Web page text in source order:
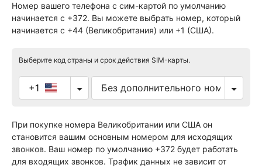
Номер вашего телефона с сим-картой по умолчанию
начинается с +372. Вы можете выбрать номер, который
начинается с +44 (Великобритания) или +1 (США).
Выберите код страны и срок действия SIM-карты.
+1
При покупке номера Великобритании или США он
становится вашим основным номером для исходящих
звонков. Ваш номер по умолчанию +372 будет работать
для входящих звонков. Трафик данных не зависит от